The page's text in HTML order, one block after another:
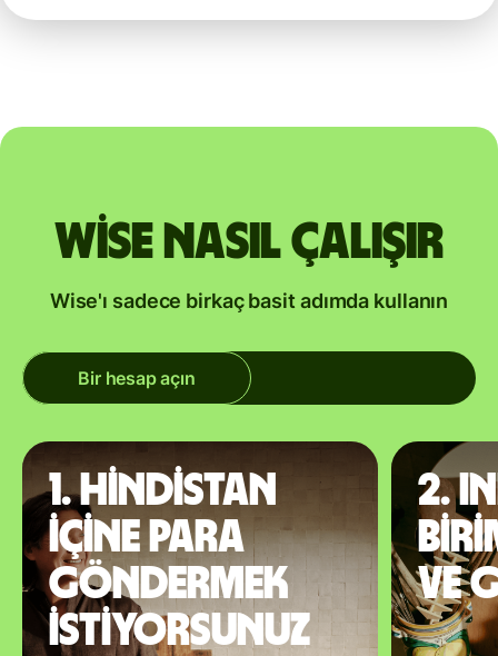
Wise nasıl çalışır
Wise'ı sadece birkaç basit adımda kullanın
Bir hesap açın
1. Hindistan
içine para
göndermek
istiyorsunuz
2.
ve